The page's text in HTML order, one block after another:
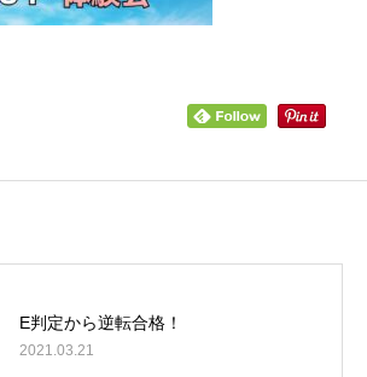
E判定から逆転合格！
2021.03.21